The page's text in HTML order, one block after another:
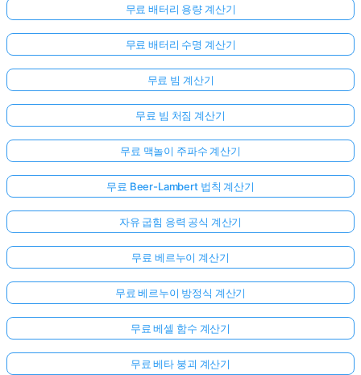
무료 배터리 용량 계산기
무료 배터리 수명 계산기
무료 빔 계산기
무료 빔 처짐 계산기
무료 맥놀이 주파수 계산기
무료 Beer-Lambert 법칙 계산기
자유 굽힘 응력 공식 계산기
무료 베르누이 계산기
무료 베르누이 방정식 계산기
무료 베셀 함수 계산기
무료 베타 붕괴 계산기